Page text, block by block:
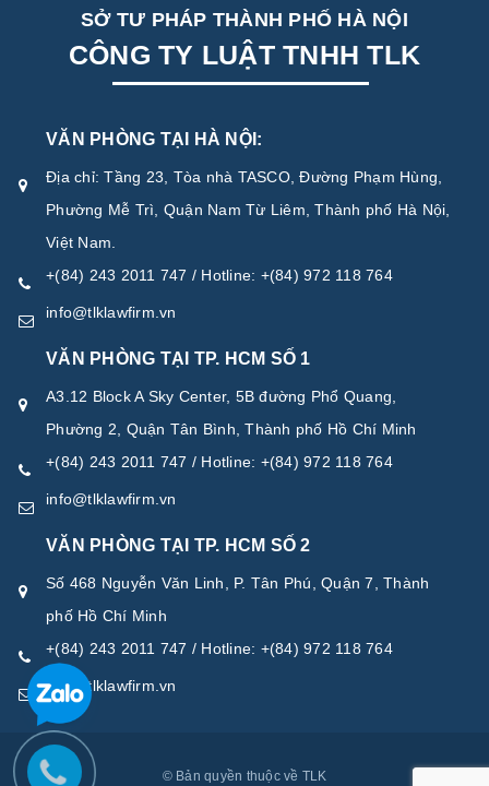
SỞ TƯ PHÁP THÀNH PHỐ HÀ NỘI
CÔNG TY LUẬT TNHH TLK
VĂN PHÒNG TẠI HÀ NỘI:
Địa chỉ: Tầng 23, Tòa nhà TASCO, Đường Phạm Hùng,
Phường Mễ Trì, Quận Nam Từ Liêm, Thành phố Hà Nội,
Việt Nam.
+(84) 243 2011 747 / Hotline: +(84) 972 118 764
info@tlklawfirm.vn
VĂN PHÒNG TẠI TP. HCM SỐ 1
A3.12 Block A Sky Center, 5B đường Phổ Quang,
Phường 2, Quận Tân Bình, Thành phố Hồ Chí Minh
+(84) 243 2011 747 / Hotline: +(84) 972 118 764
info@tlklawfirm.vn
VĂN PHÒNG TẠI TP. HCM SỐ 2
Số 468 Nguyễn Văn Linh, P. Tân Phú, Quận 7, Thành
phố Hồ Chí Minh
+(84) 243 2011 747 / Hotline: +(84) 972 118 764
info@tlklawfirm.vn
© Bản quyền thuộc về TLK